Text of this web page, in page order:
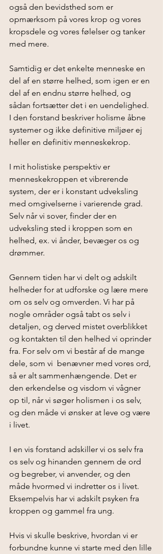
også den bevidsthed som er
opmærksom på vores krop og vores
kropsdele og vores følelser og tanker
med mere.
Samtidig er det enkelte menneske en
del af en større helhed, som igen er en
del af en endnu større helhed, og
sådan fortsætter det i en uendelighed.
I den forstand beskriver holisme åbne
systemer og ikke definitive miljøer ej
heller en definitiv menneskekrop.
I mit holistiske perspektiv er
menneskekroppen et vibrerende
system, der er i konstant udveksling
med omgivelserne i varierende grad.
Selv når vi sover, finder der en
udveksling sted i kroppen som en
helhed, ex. vi ånder, bevæger os og
drømmer.
Gennem tiden har vi delt og adskilt
helheder for at udforske og lære mere
om os selv og omverden. Vi har på
nogle områder også tabt os selv i
detaljen, og derved mistet overblikket
og kontakten til den helhed vi oprinder
fra. For selv om vi består af de mange
dele, som vi  benævner med vores ord,
så er alt sammenhængende. Det er
den erkendelse og visdom vi vågner
op til, når vi søger holismen i os selv,
og den måde vi ønsker at leve og være
i livet.
I en vis forstand adskiller vi os selv fra
os selv og hinanden gennem de ord
og begreber, vi anvender, og den
måde hvormed vi indretter os i livet.
Eksempelvis har vi adskilt psyken fra
kroppen og gammel fra ung.
Hvis vi skulle beskrive, hvordan vi er
forbundne kunne vi starte med den lille